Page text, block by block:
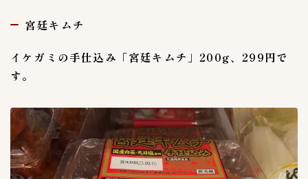
宮廷キムチ
イケガミの手仕込み「宮廷キムチ」200g、299円で
す。